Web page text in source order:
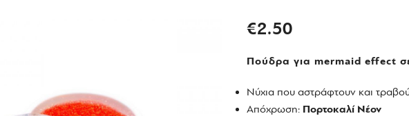
€2.50
Πούδρα για mermaid effect
Νύχια που αστράφτουν και
Απόχρωση: Πορτοκαλί Νέον